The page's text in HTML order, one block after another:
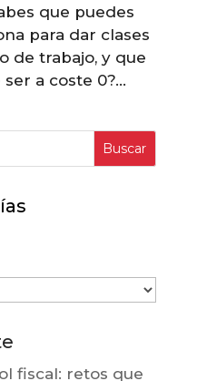
que puedes
para dar clases
de trabajo, y que
a coste 0?...
Buscar
fiscal: retos que